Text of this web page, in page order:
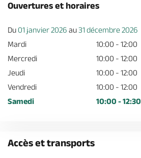
Ouvertures et horaires
Du 01 janvier 2026 au31 décembre 2026
Mardi
10:00 - 12:00
Mercredi
10:00 - 12:00
Jeudi
10:00 - 12:00
Vendredi
10:00 - 12:00
Samedi
10:00 - 12:30
Accès et transports